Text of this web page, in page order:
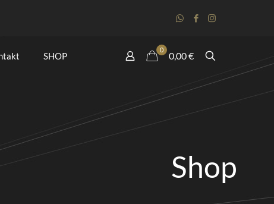
SHOP
0
0,00 €
Shop